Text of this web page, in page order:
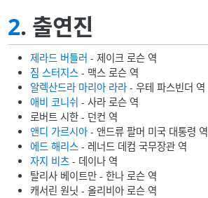
2. 출연진
제라드 버틀러 - 제이크 로슨 역
짐 스터지스 - 맥스 로슨 역
알렉산드라 마리아 라라 - 우테 파스빈더 역
애비 코니쉬 - 사라 로슨 역
로버트 시한 - 던컨 역
앤디 가르시아 - 앤드류 팔머 미국 대통령 역
에드 해리스 - 레너드 데컴 국무장관 역
자지 비츠 - 데이나 역
탈리사 베이트만 - 한나 로슨 역
캐서린 원닛 - 올리비아 로슨 역